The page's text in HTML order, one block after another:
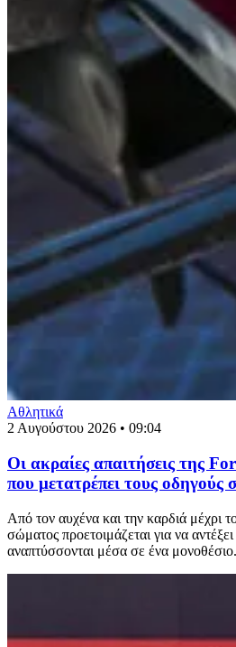
Αθλητικά
2 Αυγούστου 2026 • 09:04
Οι ακραίες απαιτήσεις της
που μετατρέπει τους οδηγούς
Από τον αυχένα και την καρδιά μέχρι
σώματος προετοιμάζεται για να
αναπτύσσονται μέσα σε ένα μονοθέσιο.